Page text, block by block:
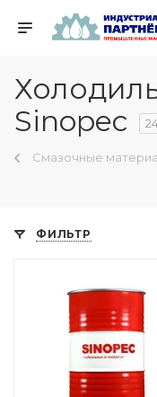
Sinopec
Смазочные
ФИЛЬТР